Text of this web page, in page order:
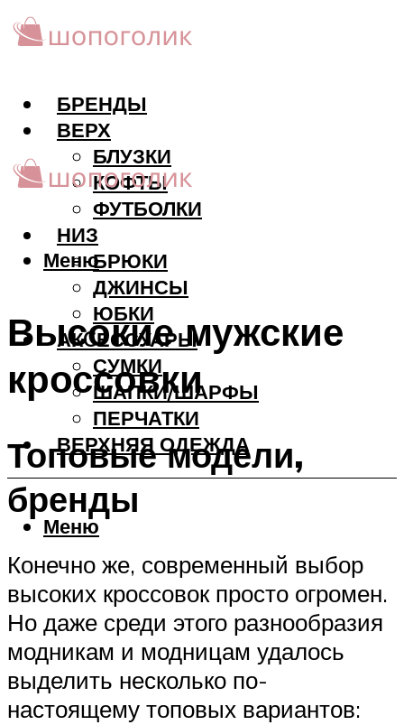
БРЕНДЫ
ВЕРХ
БЛУЗКИ
КОФТЫ
ФУТБОЛКИ
НИЗ
БРЮКИ
ДЖИНСЫ
ЮБКИ
АКCЕССУАРЫ
СУМКИ
ШАПКИ/ШАРФЫ
ПЕРЧАТКИ
ВЕРХНЯЯ ОДЕЖДА
Меню
Меню
Высокие мужские
кроссовки
Топовые модели,
бренды
Конечно же, современный выбор
высоких кроссовок просто огромен.
Но даже среди этого разнообразия
модникам и модницам удалось
выделить несколько по-
настоящему топовых вариантов: